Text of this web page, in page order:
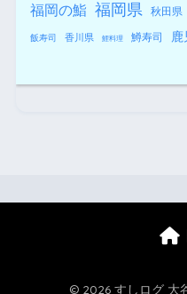
福岡の鮨 福岡県 秋田県
飯寿司 香川県 鯉料理 鱒寿司 鹿
© 2026 すしログ 大